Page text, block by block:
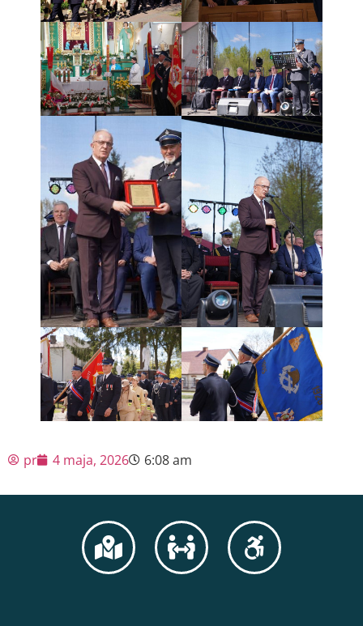
pr 4 maja, 2026 6:08 am